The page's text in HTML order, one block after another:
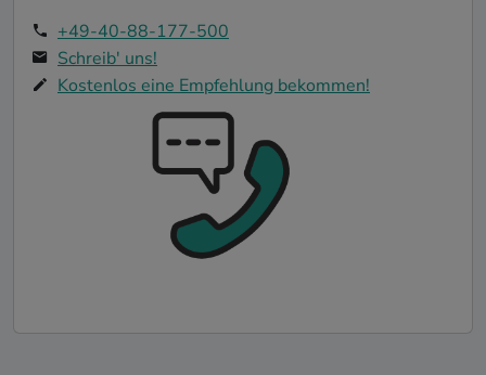
+49-40-88-177-500
Schreib' uns!
Kostenlos eine Empfehlung bekommen!